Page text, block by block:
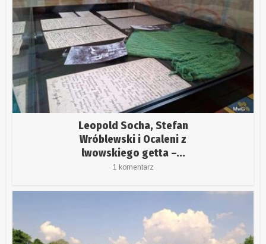
Leopold Socha, Stefan
Wróblewski i Ocaleni z
lwowskiego getta –...
1 komentarz